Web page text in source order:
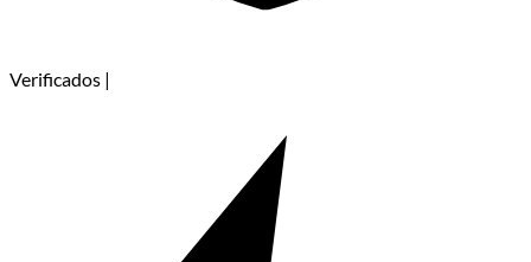
Verificados |